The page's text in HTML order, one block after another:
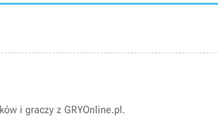
i graczy z GRYOnline.pl.